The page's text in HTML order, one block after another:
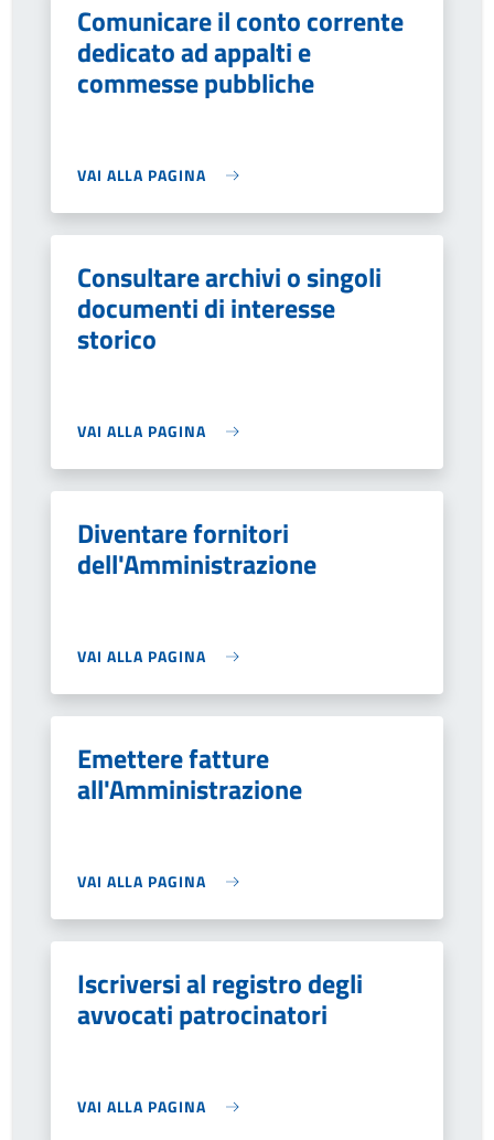
Comunicare il conto corrente
dedicato ad appalti e
commesse pubbliche
VAI ALLA PAGINA
Consultare archivi o singoli
documenti di interesse
storico
VAI ALLA PAGINA
Diventare fornitori
dell'Amministrazione
VAI ALLA PAGINA
Emettere fatture
all'Amministrazione
VAI ALLA PAGINA
Iscriversi al registro degli
avvocati patrocinatori
VAI ALLA PAGINA